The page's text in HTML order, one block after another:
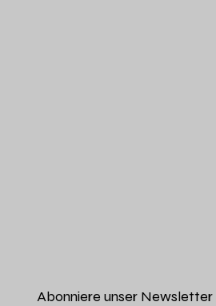
Abonniere unser Newsletter